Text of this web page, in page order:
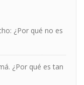
¿Por qué no es
¿Por qué es tan